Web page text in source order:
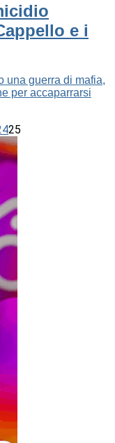
e i
una guerra di mafia,
per accaparrarsi
25